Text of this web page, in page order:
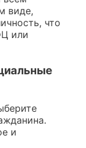
виде,
что
или
и